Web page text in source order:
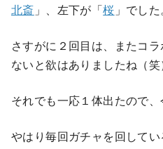
北斎 」、左下が「桜 」でした
さすがに２回目は、またコ
ないと欲はありましたね（笑
それでも一応１体出たので、
やはり毎回ガチャを回して